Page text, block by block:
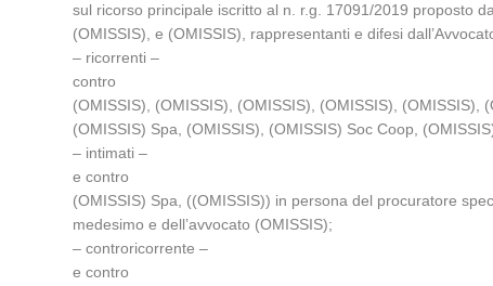
sul ricorso principale iscritto al n. r.g. 17091/2019 proposto
(OMISSIS), e (OMISSIS), rappresentanti e difesi
– ricorrenti –
contro
(OMISSIS), (OMISSIS), (OMISSIS), (OMISSIS), (OMISSIS),
(OMISSIS) Spa, (OMISSIS), (OMISSIS) Soc Coop,
– intimati –
e contro
(OMISSIS) Spa, ((OMISSIS)) in persona del procuratore
medesimo e dell’avvocato (OMISSIS);
– controricorrente –
e contro